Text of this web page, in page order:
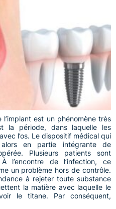
l’implant est un phénomène très
la période, dans laquelle les
l’os. Le dispositif médical qui
en partie intégrante de
Plusieurs patients sont
l’encontre de l’infection, ce
un problème hors de contrôle.
à rejeter toute substance
la matière avec laquelle le
le titane. Par conséquent,